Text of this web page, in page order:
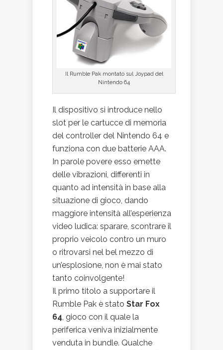
Il Rumble Pak montato sul Joypad del
Nintendo 64
Il dispositivo si introduce nello
slot per le cartucce di memoria
del controller del Nintendo 64 e
funziona con due batterie AAA.
In parole povere esso emette
delle vibrazioni, differenti in
quanto ad intensità in base alla
situazione di gioco, dando
maggiore intensità all’esperienza
video ludica: sparare, scontrare il
proprio veicolo contro un muro
o ritrovarsi nel bel mezzo di
un’esplosione, non è mai stato
tanto coinvolgente!
Il primo titolo a supportare il
Rumble Pak è stato Star Fox
64 , gioco con il quale la
periferica veniva inizialmente
venduta in bundle. Qualche